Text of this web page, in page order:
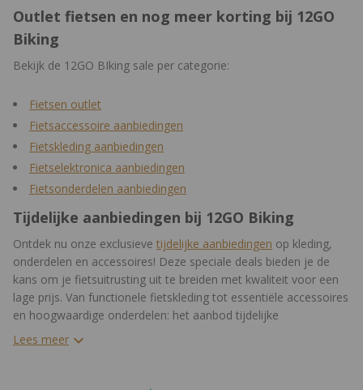
Outlet fietsen en nog meer korting bij 12GO
Biking
Bekijk de 12GO BIking sale per categorie:
Fietsen outlet
Fietsaccessoire aanbiedingen
Fietskleding aanbiedingen
Fietselektronica aanbiedingen
Fietsonderdelen aanbiedingen
Tijdelijke aanbiedingen bij 12GO Biking
Ontdek nu onze exclusieve tijdelijke aanbiedingen op kleding,
onderdelen en accessoires! Deze speciale deals bieden je de
kans om je fietsuitrusting uit te breiden met kwaliteit voor een
lage prijs. Van functionele fietskleding tot essentiële accessoires
en hoogwaardige onderdelen: het aanbod tijdelijke
aanbiedingen is divers maar ook constant in beweging. We
Lees meer